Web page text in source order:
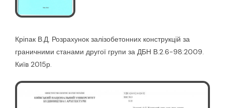
Кріпак В.Д. Розрахунок залізобетонних конструкцій за
граничними станами другої групи за ДБН В.2.6-98:2009.
Київ 2015р.